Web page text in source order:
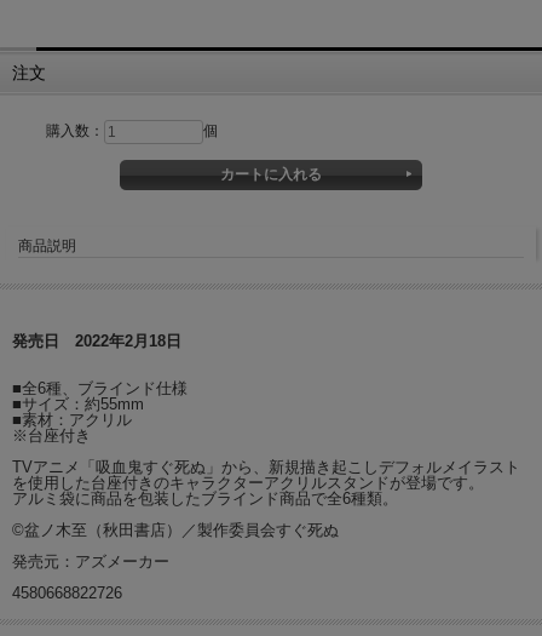
注文
購入数： 個
商品説明
発売日 2022年2月18日
■全6種、ブラインド仕様
■サイズ：約55mm
■素材：アクリル
※台座付き
TVアニメ「吸血鬼すぐ死ぬ」から、新規描き起こしデフォルメイラスト
を使用した台座付きのキャラクターアクリルスタンドが登場です。
アルミ袋に商品を包装したブラインド商品で全6種類。
©盆ノ木至（秋田書店）／製作委員会すぐ死ぬ
発売元：アズメーカー
4580668822726